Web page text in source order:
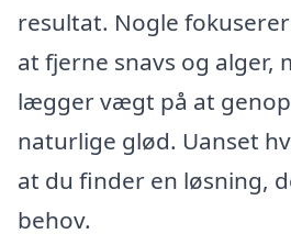
resultat. Nogle
at fjerne snavs og alger,
lægger vægt på at
naturlige glød. Uanset
at du finder en løsning,
behov.